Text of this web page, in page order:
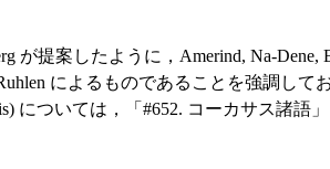
提案したように，Amerind, Na-
によるものであることを強調して
については，「#652. コーカサス諸語